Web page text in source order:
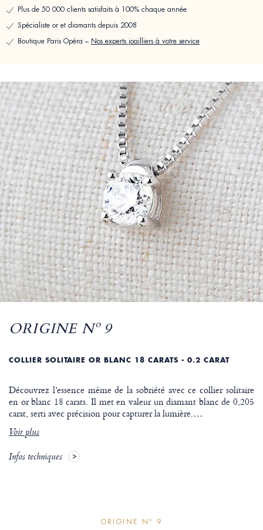
Plus de 50 000 clients satisfaits à 100% chaque année
Spécialiste or et diamants depuis 2008
Boutique Paris Opéra – Nos experts joailliers à votre service
ORIGINE Nº 9
COLLIER SOLITAIRE OR BLANC 18 CARATS - 0.2 CARAT
Découvrez l’essence même de la sobriété avec ce collier solitaire
en or blanc 18 carats. Il met en valeur un diamant blanc de 0,205
carat, serti avec précision pour capturer la lumière.…
Voir plus
Infos techniques
ORIGINE Nº 9